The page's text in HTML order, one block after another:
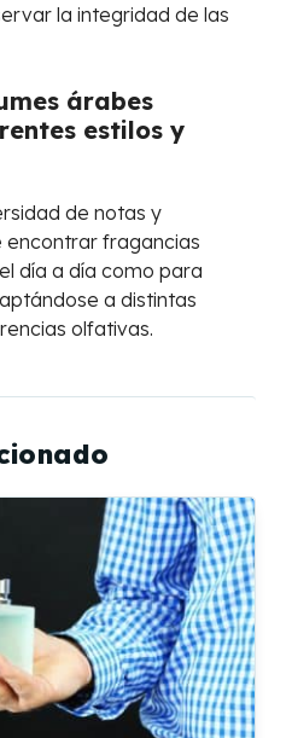
la integridad de las
árabes
estilos y
de notas y
fragancias
día a día como para
a distintas
olfativas.